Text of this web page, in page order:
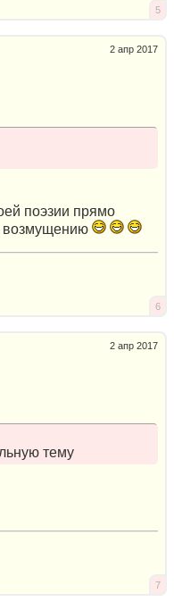
5
2 апр 2017
поэзии прямо
возмущению
6
2 апр 2017
тему
7